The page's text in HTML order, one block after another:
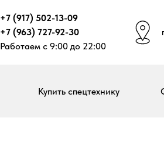
+7 (917) 502-13-09
+7 (963) 727-92-30
Работаем с 9:00 до 22:00
Купить спецтехнику